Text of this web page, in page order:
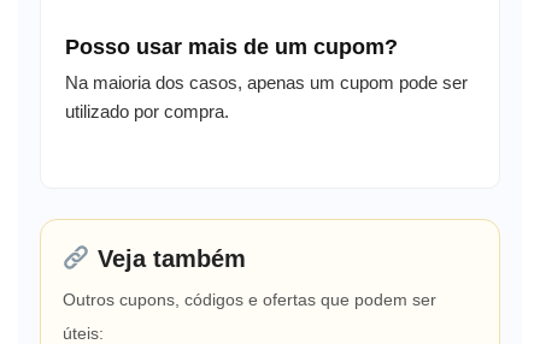
Posso usar mais de um cupom?
Na maioria dos casos, apenas um cupom pode ser
utilizado por compra.
Veja também
Outros cupons, códigos e ofertas que podem ser
úteis: